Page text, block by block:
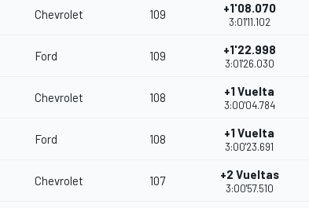
Chevrolet 109 +1'08.070
3:01'11.102
Ford 109 +1'22.998
3:01'26.030
Chevrolet 108 +1 Vuelta
3:00'04.784
Ford 108 +1 Vuelta
3:00'23.691
Chevrolet 107 +2 Vueltas
3:00'57.510